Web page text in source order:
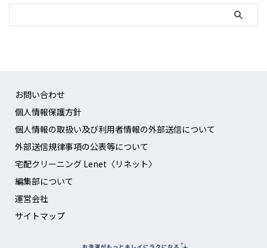
お問い合わせ
個人情報保護方針
個人情報の取扱い及び利用者情報の外部送信について
外部送信規律事項の公表等について
宅配クリーニング Lenet〈リネット〉
編集部について
運営会社
サイトマップ